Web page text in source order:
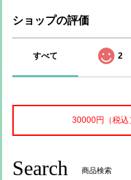
ショップの評価
すべて 2
30000円（税込
Search 商品検索